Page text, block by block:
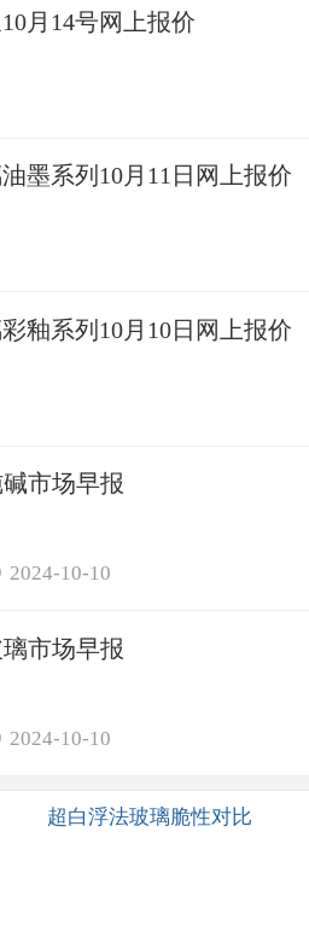
月14号网上报价
墨系列10月11日网上报价
釉系列10月10日网上报价
市场早报
2024-10-10
市场早报
2024-10-10
超白浮法玻璃脆性对比